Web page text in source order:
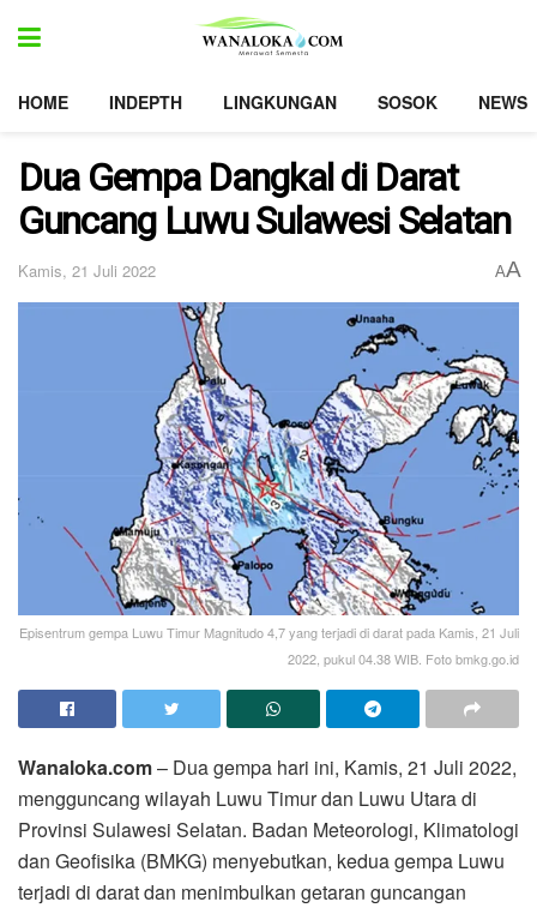
HOME INDEPTH LINGKUNGAN SOSOK NEWS
Dua Gempa Dangkal di Darat
Guncang Luwu Sulawesi Selatan
Kamis, 21 Juli 2022 AA
Episentrum gempa Luwu Timur Magnitudo 4,7 yang terjadi di darat pada Kamis, 21 Juli
2022, pukul 04.38 WIB. Foto bmkg.go.id
Wanaloka.com– Dua gempa hari ini, Kamis, 21 Juli 2022,
mengguncang wilayah Luwu Timur dan Luwu Utara di
Provinsi Sulawesi Selatan. Badan Meteorologi, Klimatologi
dan Geofisika (BMKG) menyebutkan, kedua gempa Luwu
terjadi di darat dan menimbulkan getaran guncangan